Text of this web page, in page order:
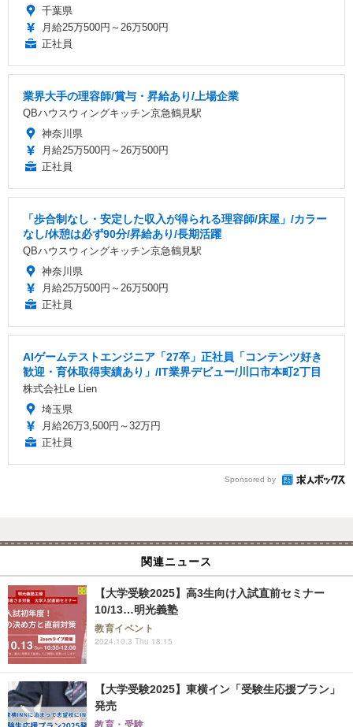
千葉県
月給25万500円～26万500円
正社員
業界大手の理容師/賞与・昇給あり/上場企業
QBハウスウィングキッチン京急鶴見駅
神奈川県
月給25万500円～26万500円
正社員
「歩合制なし・安定した収入が得られる理容師/床屋」/カラー
なし/休憩は必ず90分/昇給あり/長期活躍
QBハウスウィングキッチン京急鶴見駅
神奈川県
月給25万500円～26万500円
正社員
AIゲームテストエンジニア「27卒」正社員「コンテンツ好き
歓迎・育休取得実績あり」/IT業界デビュー/川口市本町2丁目
株式会社Le Lien
埼玉県
月給26万3,500円～32万円
正社員
Sponsored by
関連ニュース
【大学受験2025】高3生向け入試直前セミナー
10/13…明光義塾
教育イベント
2024.10.3 Thu 18:15
【大学受験2025】東横イン「受験生応援プラン」
発売
教育・受験